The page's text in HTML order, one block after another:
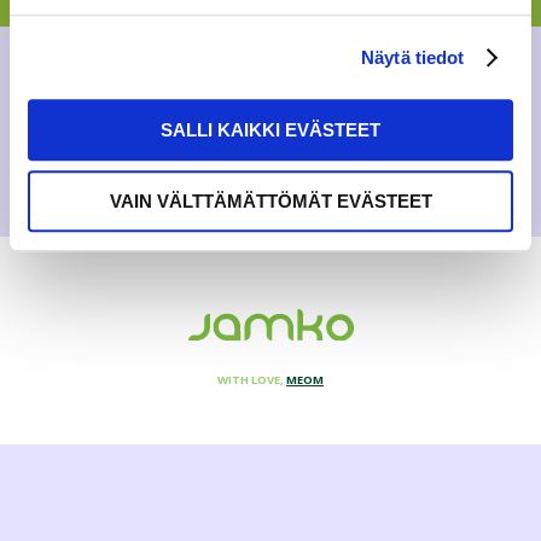
Näytä tiedot
SALLI KAIKKI EVÄSTEET
VAIN VÄLTTÄMÄTTÖMÄT EVÄSTEET
GENERAL,NEWS
WITH LOVE, MEOM